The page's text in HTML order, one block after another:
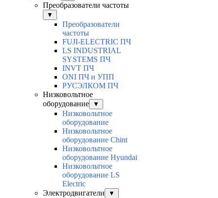
Преобразователи частоты
▼
Преобразователи
частоты
FUJI-ELECTRIC ПЧ
LS INDUSTRIAL
SYSTEMS ПЧ
INVT ПЧ
ONI ПЧ и УПП
РУСЭЛКОМ ПЧ
Низковольтное
оборудование
▼
Низковольтное
оборудование
Низковольтное
оборудование Chint
Низковольтное
оборудование Hyundai
Низковольтное
оборудование LS
Electric
Электродвигатели
▼